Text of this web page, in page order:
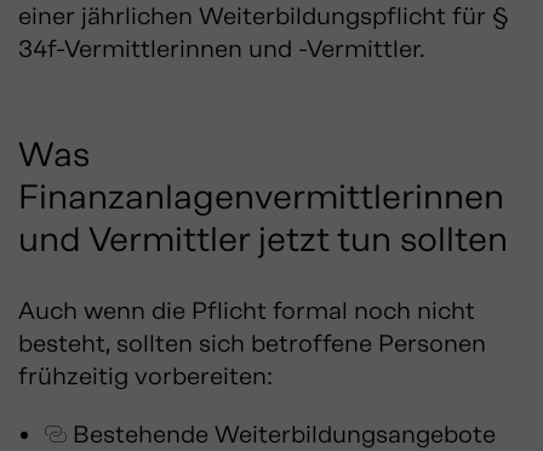
einer jährlichen Weiterbildungspflicht für §
34f-Vermittlerinnen und -Vermittler.
Was
Finanzanlagenvermittlerinnen
und Vermittler jetzt tun sollten
Auch wenn die Pflicht formal noch nicht
besteht, sollten sich betroffene Personen
frühzeitig vorbereiten:
Bestehende Weiterbildungsangebote